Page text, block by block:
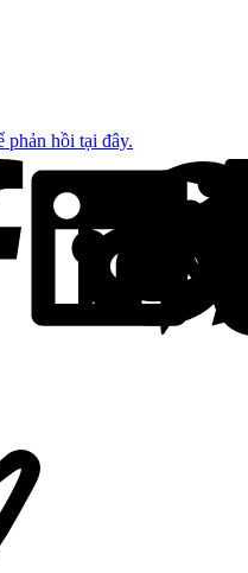
phản hồi tại đây.
Facebook